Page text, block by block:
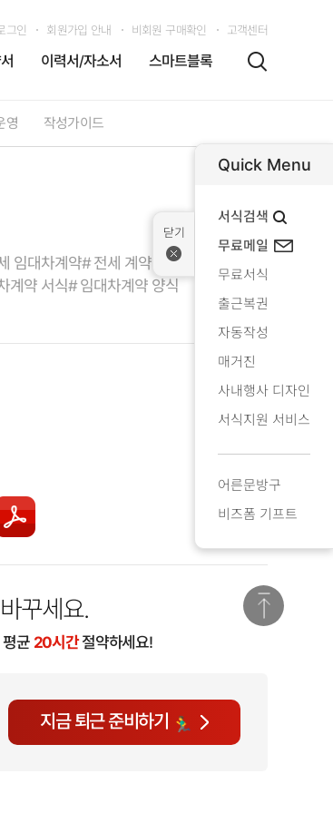
이력서/자소서 스마트블록
그인 회원가입 안내 비회원 구매확인 고객센터
영 작성가이드
임대차계약# 전세 계약서
계약 서식# 임대차계약 양식
꾸세요.
평균 20시간절약하세요!
지금 퇴근 준비하기
Quick Menu
서식검색
무료메일
무료서식
출근복권
자동작성
매거진
사내행사 디자인
서식지원 서비스
어른문방구
비즈폼 기프트